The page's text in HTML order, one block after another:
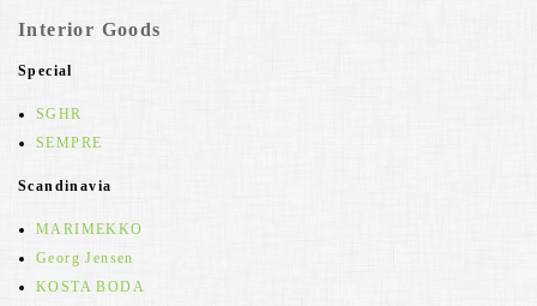
Interior Goods
Special
SGHR
SEMPRE
Scandinavia
MARIMEKKO
Georg Jensen
KOSTA BODA